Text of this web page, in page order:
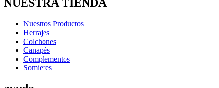
NUESTRA TIENDA
Nuestros Productos
Herrajes
Colchones
Canapés
Complementos
Somieres